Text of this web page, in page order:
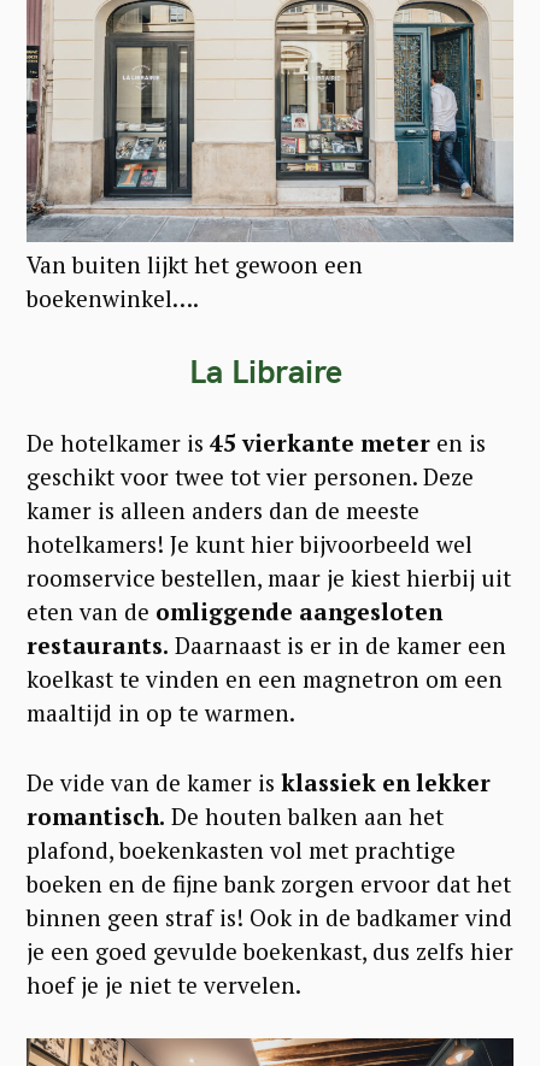
Van buiten lijkt het gewoon een
boekenwinkel….
La Libraire
De hotelkamer is 45 vierkante meter en is
geschikt voor twee tot vier personen. Deze
kamer is alleen anders dan de meeste
hotelkamers! Je kunt hier bijvoorbeeld wel
roomservice bestellen, maar je kiest hierbij uit
eten van de omliggende aangesloten
restaurants. Daarnaast is er in de kamer een
koelkast te vinden en een magnetron om een
maaltijd in op te warmen.
De vide van de kamer is klassiek en lekker
romantisch. De houten balken aan het
plafond, boekenkasten vol met prachtige
boeken en de fijne bank zorgen ervoor dat het
binnen geen straf is! Ook in de badkamer vind
je een goed gevulde boekenkast, dus zelfs hier
hoef je je niet te vervelen.